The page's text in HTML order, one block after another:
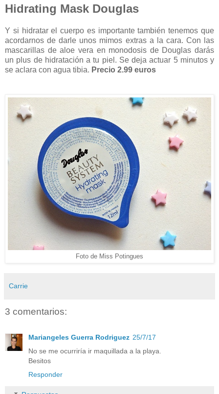
Hidrating Mask Douglas
Y si hidratar el cuerpo es importante también tenemos que
acordarnos de darle unos mimos extras a la cara. Con las
mascarillas de aloe vera en monodosis de Douglas darás
un plus de hidratación a tu piel. Se deja actuar 5 minutos y
se aclara con agua tibia. Precio 2.99 euros
Foto de Miss Potingues
Carrie
3 comentarios:
Mariangeles Guerra Rodriguez 25/7/17
No se me ocurriría ir maquillada a la playa.
Besitos
Responder